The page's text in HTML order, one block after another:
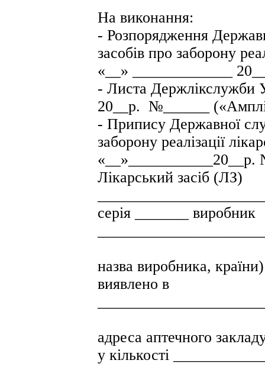
На виконання:
- Розпорядження
засобів про заборону
«__» _____________
- Листа Держлікслужби
20__р. №______
- Припису Державної
заборону реалізації
Лікарський засіб (ЛЗ)
серія _______ виробник
назва виробника, країни)
виявлено в
адреса аптечного
у кількості